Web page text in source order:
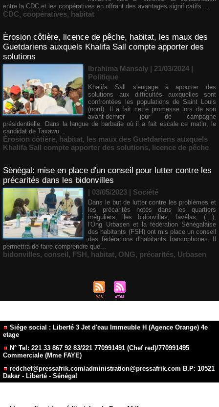
entre la CDC et les coopératives en offrant des avantages significatifs....
CDC, coopératives, habitat
Èrosion côtière, licence de pêche, habitat, les maux des
Guetdariens auxquels Khalifa Sall compte apporter des
solutions
Ibrahima Mansaly | 21/03/2024 |
Politique
Khalifa Sall s'engage à apporter des
solutions aux difficultés auxquelles sont
confrontées les populations de Saint Louis
(nord). Il a fait cette promesse lors de son
avant-dernier jour de campagne
présidentielle. Dans la langue de barbarie où il a fait escale ce matin, le
candidat de Taxawu...
Èrosion côtière, habitat, les maux des Guetdariens auxquels
Khalifa Sall compte apporter des solutions, licence de pêche
Sénégal: mise en place d'un conseil pour lutter contre les
précarités dans les bidonvilles
| 03/05/2023 | Société
Dans le but de lutter contre les problèmes et
les précarités notés dans les quartiers
irréguliers, les bidonvilles, favélas, (…),
l'Ong Urbasen et la fédération Sénégalaise
des habitants (FSH) ont mis place un conseil
des fédérations d'habitants francophones. Il
permettra de faire comprendre que...
bidonvilles, conseil, FSH, habitat, ONG, précarités, Urbasen
Siége social : Liberté 3 Jet d'eau Immeuble H (Agence Orange) 4e
etage
N° Tel: 221 33 867 92 83/221 770991491 (Chef red)/770991495
Commerciale (Mme FAYE)
redchef@pressafrik.com/administration@pressafrik.com B.P: 10521
Dakar - Liberté - Sénégal